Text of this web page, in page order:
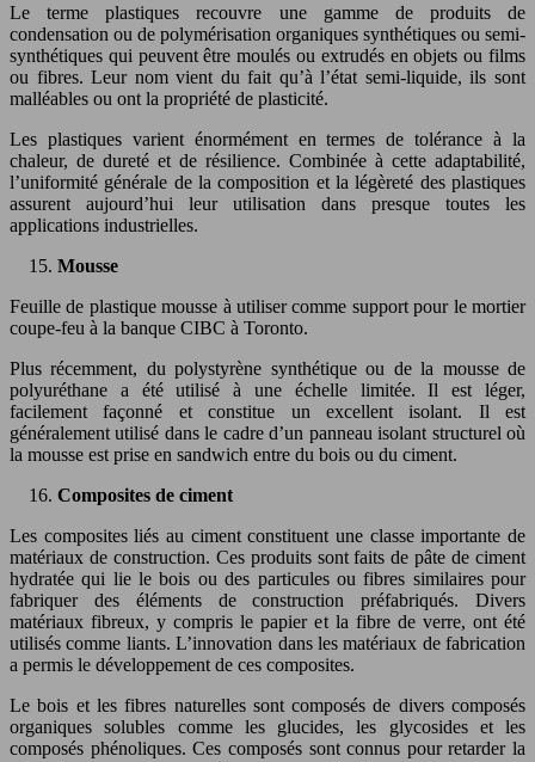
Le terme plastiques recouvre une gamme de produits de
condensation ou de polymérisation organiques synthétiques ou semi-
synthétiques qui peuvent être moulés ou extrudés en objets ou films
ou fibres. Leur nom vient du fait qu’à l’état semi-liquide, ils sont
malléables ou ont la propriété de plasticité.
Les plastiques varient énormément en termes de tolérance à la
chaleur, de dureté et de résilience. Combinée à cette adaptabilité,
l’uniformité générale de la composition et la légèreté des plastiques
assurent aujourd’hui leur utilisation dans presque toutes les
applications industrielles.
Mousse
Feuille de plastique mousse à utiliser comme support pour le mortier
coupe-feu à la banque CIBC à Toronto.
Plus récemment, du polystyrène synthétique ou de la mousse de
polyuréthane a été utilisé à une échelle limitée. Il est léger,
facilement façonné et constitue un excellent isolant. Il est
généralement utilisé dans le cadre d’un panneau isolant structurel où
la mousse est prise en sandwich entre du bois ou du ciment.
Composites de ciment
Les composites liés au ciment constituent une classe importante de
matériaux de construction. Ces produits sont faits de pâte de ciment
hydratée qui lie le bois ou des particules ou fibres similaires pour
fabriquer des éléments de construction préfabriqués. Divers
matériaux fibreux, y compris le papier et la fibre de verre, ont été
utilisés comme liants. L’innovation dans les matériaux de fabrication
a permis le développement de ces composites.
Le bois et les fibres naturelles sont composés de divers composés
organiques solubles comme les glucides, les glycosides et les
composés phénoliques. Ces composés sont connus pour retarder la